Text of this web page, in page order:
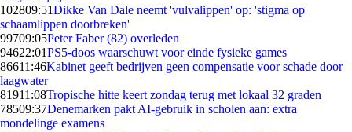
102809:51Dikke Van Dale neemt 'vulvalippen' op: 'stigma op
schaamlippen doorbreken'
99709:05Peter Faber (82) overleden
94622:01PS5-doos waarschuwt voor einde fysieke games
86611:46Kabinet geeft bedrijven geen compensatie voor schade door
laagwater
81911:08Tropische hitte keert zondag terug met lokaal 32 graden
78509:37Denemarken pakt AI-gebruik in scholen aan: extra
mondelinge examens